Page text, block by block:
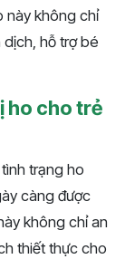
này không chỉ
hỗ trợ bé
ho cho trẻ
trạng ho
càng được
không chỉ an
thiết thực cho